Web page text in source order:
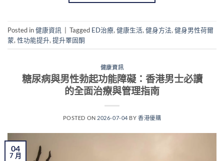
Posted in健康資訊 Tagged ED治療, 健康生活, 健身方法, 健身男性荷爾
蒙, 性功能提升, 提升睪固酮
健康資訊
糖尿病與男性勃起功能障礙：香港男士必讀
的全面治療與管理指南
POSTED ON 2026-07-04 BY香港優購
04
7 月